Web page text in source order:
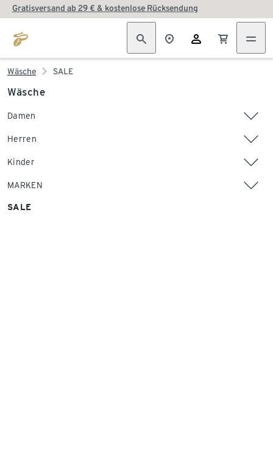
Gratisversand ab 29 € & kostenlose Rücksendung
Wäsche SALE
Wäsche
Damen
Herren
Kinder
MARKEN
SALE